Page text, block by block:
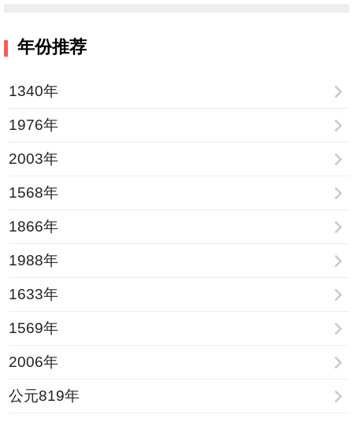
年份推荐
1340年
1976年
2003年
1568年
1866年
1988年
1633年
1569年
2006年
公元819年